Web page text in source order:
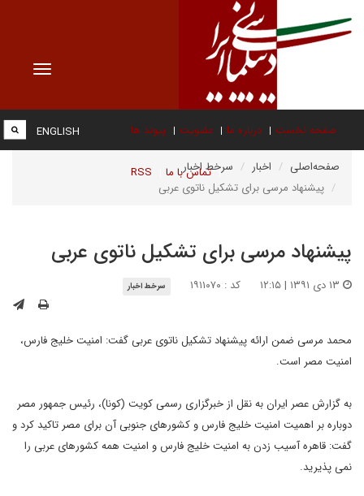
Toggle
صفحه نخست درباره ما عضویت پیوند ها
تماس با ما RSS
ENGLISH
صفحه‌اصلی اخبار
سرخط اخبار
پیشنهاد مرسی برای تشکیل ناتوی عربی
پیشنهاد مرسی برای تشکیل ناتوی عربی
کد : ۱۹۱۱۰۷۰ سرخط اخبار
محمد مرسی ضمن ارائه پیشنهاد تشکیل ناتوی عربی گفت: امنیت خلیج فارس،
امنیت مصر است.
به گزارش عصر ایران به نقل از خبرگزاری رسمی کویت (کونا)، رئیس جمهور مصر
دوباره بر اهمیت امنیت خلیج فارس و کشورهای جنوبی آن برای مصر تاکید کرد و
گفت: قاهره آسیب زدن به امنیت خلیج فارس و امنیت همه کشورهای عربی را
نمی پذیرید.